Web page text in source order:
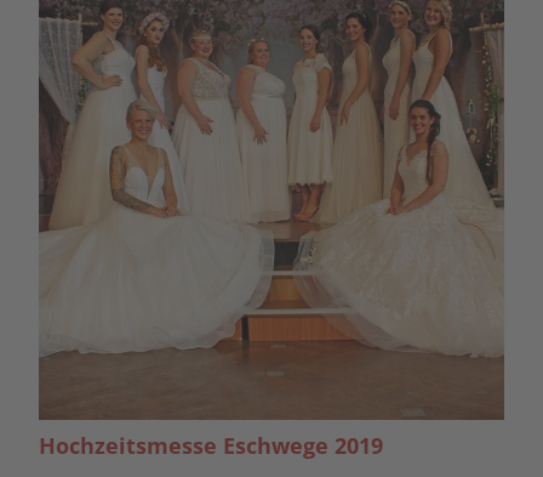
Hochzeitsmesse Eschwege 2019